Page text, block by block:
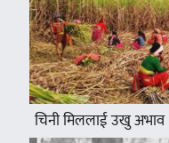
चिनी मिललाई उखु अभाव